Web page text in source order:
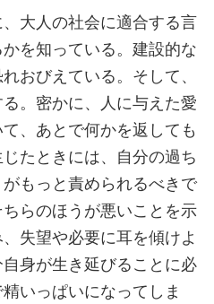
大人の社会に適合する言
を知っている。建設的な
おびえている。そして、
。密かに、人に与えた愛
、あとで何かを返しても
たときには、自分の過ち
もっと責められるべきで
らのほうが悪いことを示
失望や必要に耳を傾けよ
身が生き延びることに必
いっぱいになってしま